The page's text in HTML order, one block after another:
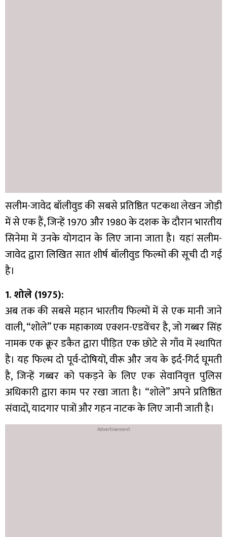
सलीम-जावेद बॉलीवुड की सबसे प्रतिष्ठित पटकथा लेखन जोड़ी
में से एक हैं, जिन्हें 1970 और 1980 के दशक के दौरान भारतीय
सिनेमा में उनके योगदान के लिए जाना जाता है। यहां सलीम-
जावेद द्वारा लिखित सात शीर्ष बॉलीवुड फिल्मों की सूची दी गई
है।
1. शोले (1975):
अब तक की सबसे महान भारतीय फिल्मों में से एक मानी जाने
वाली, “शोले” एक महाकाव्य एक्शन-एडवेंचर है, जो गब्बर सिंह
नामक एक क्रूर डकैत द्वारा पीड़ित एक छोटे से गाँव में स्थापित
है। यह फिल्म दो पूर्व-दोषियों, वीरू और जय के इर्द-गिर्द घूमती
है, जिन्हें गब्बर को पकड़ने के लिए एक सेवानिवृत्त पुलिस
अधिकारी द्वारा काम पर रखा जाता है। “शोले” अपने प्रतिष्ठित
संवादों, यादगार पात्रों और गहन नाटक के लिए जानी जाती है।